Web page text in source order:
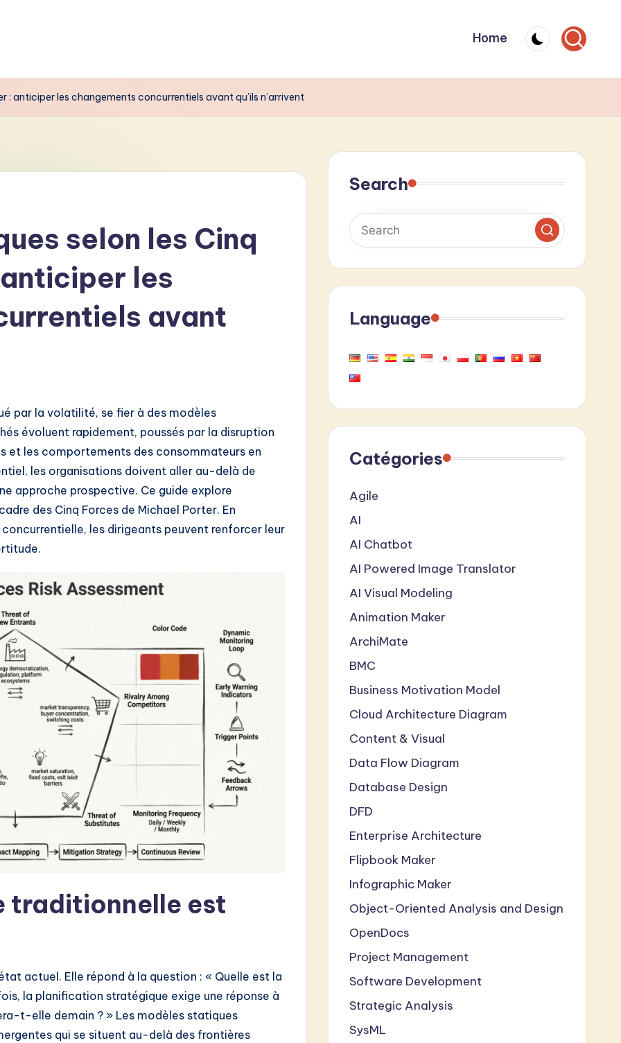
Home
: anticiper les changements concurrentiels avant qu’ils n’arrivent
selon les Cinq
les
avant
par la volatilité, se fier à des modèles
évoluent rapidement, poussés par la disruption
et les comportements des consommateurs en
les organisations doivent aller au-delà de
approche prospective. Ce guide explore
des Cinq Forces de Michael Porter. En
les dirigeants peuvent renforcer leur
traditionnelle est
actuel. Elle répond à la question : « Quelle est la
la planification stratégique exige une réponse à
t-elle demain ? » Les modèles statiques
qui se situent au-delà des frontières
Search
Language
Catégories
Agile
AI
AI Chatbot
AI Powered Image Translator
AI Visual Modeling
Animation Maker
ArchiMate
BMC
Business Motivation Model
Cloud Architecture Diagram
Content & Visual
Data Flow Diagram
Database Design
DFD
Enterprise Architecture
Flipbook Maker
Infographic Maker
Object-Oriented Analysis and Design
OpenDocs
Project Management
Software Development
Strategic Analysis
SysML